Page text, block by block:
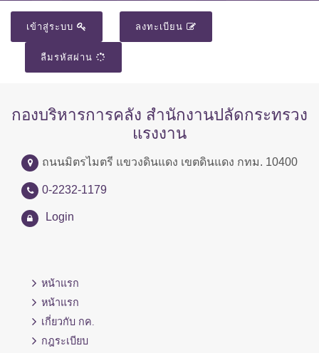
เข้าสู่ระบบ ลงทะเบียน
ลืมรหัสผ่าน
กองบริหารการคลัง สำนักงานปลัดกระทรวง
แรงงาน
ถนนมิตรไมตรี แขวงดินแดง เขตดินแดง กทม. 10400
0-2232-1179
Login
หน้าแรก
หน้าแรก
เกี่ยวกับ กค.
กฎระเบียบ